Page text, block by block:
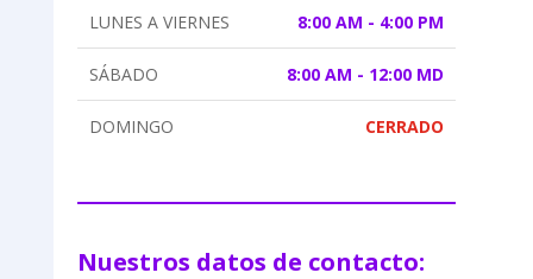
LUNES A VIERNES 8:00 AM - 4:00 PM
SÁBADO 8:00 AM - 12:00 MD
DOMINGO CERRADO
Nuestros datos de contacto: